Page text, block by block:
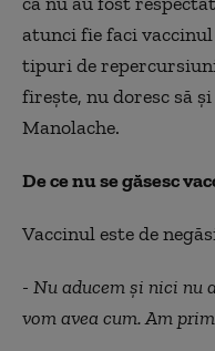
atunci fie faci
tipuri de
fireşte, nu doresc să
Manolache.
De ce nu se găsesc
Vaccinul este de
- Nu aducem şi nici nu
vom avea cum. Am